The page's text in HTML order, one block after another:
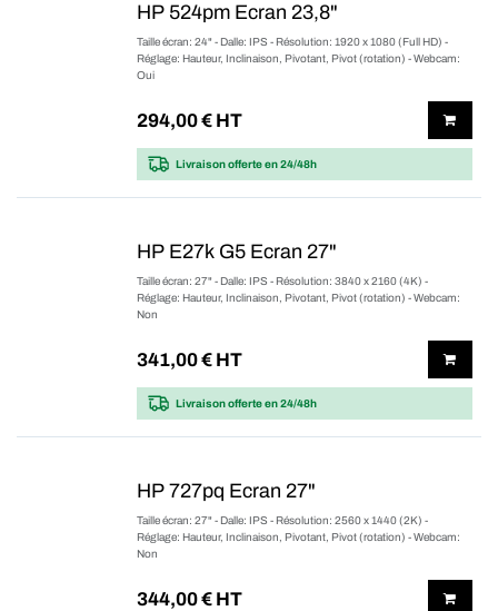
HP 524pm Ecran 23,8"
Taille écran: 24" - Dalle: IPS - Résolution: 1920 x 1080 (Full HD) -
Réglage: Hauteur, Inclinaison, Pivotant, Pivot (rotation) - Webcam:
Oui
294,00€ HT
Livraison offerteen 24/48h
HP E27k G5 Ecran 27"
Taille écran: 27" - Dalle: IPS - Résolution: 3840 x 2160 (4K) -
Réglage: Hauteur, Inclinaison, Pivotant, Pivot (rotation) - Webcam:
Non
341,00€ HT
Livraison offerteen 24/48h
HP 727pq Ecran 27"
Taille écran: 27" - Dalle: IPS - Résolution: 2560 x 1440 (2K) -
Réglage: Hauteur, Inclinaison, Pivotant, Pivot (rotation) - Webcam:
Non
344,00€ HT